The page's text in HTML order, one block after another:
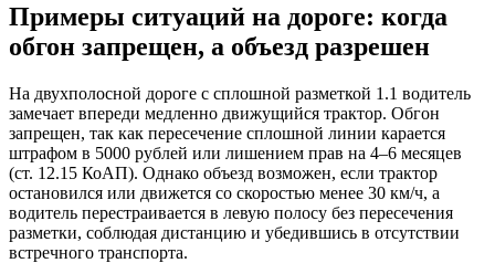
Примеры ситуаций на дороге: когда
обгон запрещен, а объезд разрешен
На двухполосной дороге с сплошной разметкой 1.1 водитель
замечает впереди медленно движущийся трактор. Обгон
запрещен, так как пересечение сплошной линии карается
штрафом в 5000 рублей или лишением прав на 4–6 месяцев
(ст. 12.15 КоАП). Однако объезд возможен, если трактор
остановился или движется со скоростью менее 30 км/ч, а
водитель перестраивается в левую полосу без пересечения
разметки, соблюдая дистанцию и убедившись в отсутствии
встречного транспорта.